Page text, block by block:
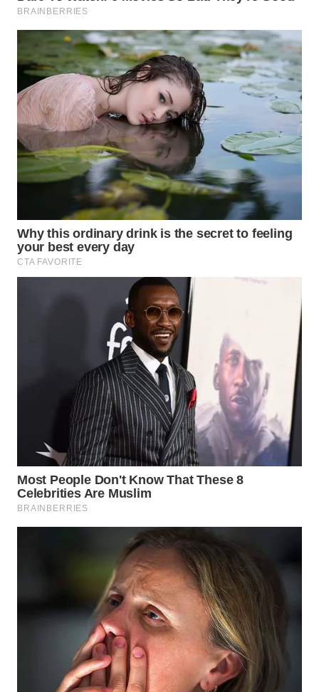
WN
SIMALUNGUN
WN
LABUHANBATU
WN
TAPANULI
TENGAH
SERDANG
WN
KARAWANG
BEKASI
WN
BOGOR
UTARA
SAMOSIR